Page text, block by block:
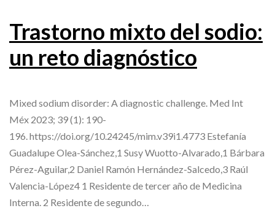
Trastorno mixto del sodio:
un reto diagnóstico
Mixed sodium disorder: A diagnostic challenge. Med Int
Méx 2023; 39 (1): 190-
196. https://doi.org/10.24245/mim.v39i1.4773 Estefanía
Guadalupe Olea-Sánchez,1 Susy Wuotto-Alvarado,1 Bárbara
Pérez-Aguilar,2 Daniel Ramón Hernández-Salcedo,3 Raúl
Valencia-López4 1 Residente de tercer año de Medicina
Interna. 2 Residente de segundo…